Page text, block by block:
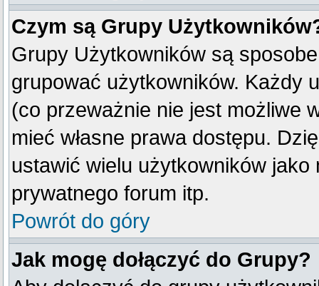
Czym są Grupy
Grupy Użytkowników są
grupować użytkowników. Każdy
(co przeważnie nie jest możliwe
mieć własne prawa dostępu.
ustawić wielu użytkowników
prywatnego forum itp.
Powrót do góry
Jak mogę dołączyć do Grupy?